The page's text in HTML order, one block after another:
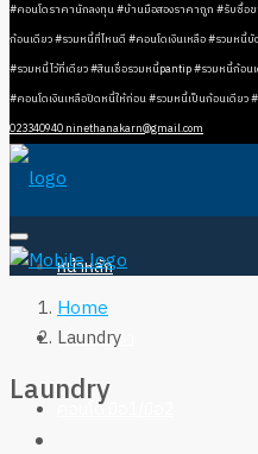
#คอนโดราคานักลงทุน #บ้านมือสองราคาถูก #รับซื้อ
ก้อนเดียว #รวมหนี้ที่ไหนดี #คอนโดเงินเหลือ #รวมหนี้
#รวมหนี้ไว้ที่เดียว #สินเชื่อรวมหนี้pantip #รวมหนี้ก้อ
#คอนโดเงินเหลือปิดหนี้ให้ก่อน #รวมหนี้เป็นก้อนเดียว
023340940ninethanakarn@gmail.com
หน้าหลัก
เกี่ยวกับเรา
คอนโด มือ1/มือ2
Home
Laundry
Laundry